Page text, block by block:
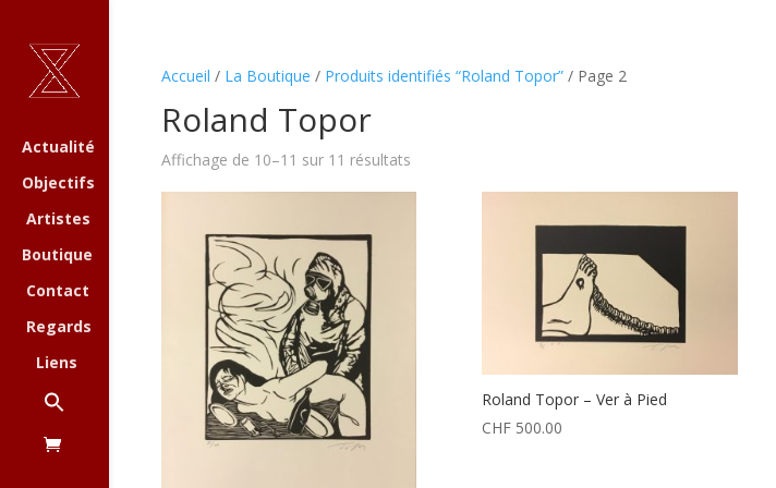
Actualité
Objectifs
Artistes
Boutique
Contact
Regards
Liens
Accueil / La Boutique / Produits identifiés “Roland Topor”/ Page 2
Roland Topor
Affichage de 10–11 sur 11 résultats
Roland Topor – Ver à Pied
CHF 500.00